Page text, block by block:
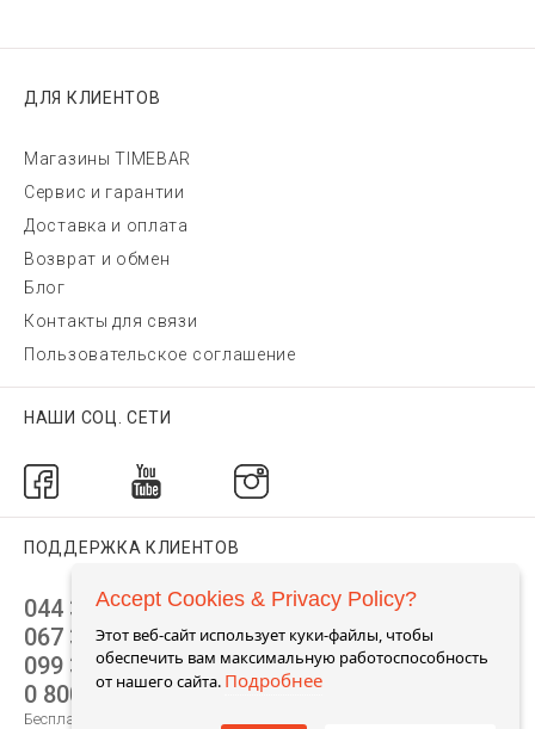
ДЛЯ КЛИЕНТОВ
Магазины TIMEBAR
Сервис и гарантии
Доставка и оплата
Возврат и обмен
Блог
Контакты для связи
Пользовательское соглашение
НАШИ СОЦ. СЕТИ
ПОДДЕРЖКА КЛИЕНТОВ
044 392 44 45
067 344 14 44 (viber)
099 399 23 80
0 800 305 805
Бесплатно по Украине
Accept Cookies & Privacy Policy?
Этот веб-сайт использует куки-файлы, чтобы
обеспечить вам максимальную работоспособность
от нашего сайта. Подробнее